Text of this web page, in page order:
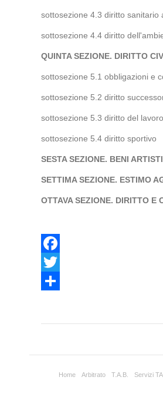
sottosezione 4.3 diritto sanitario
sottosezione 4.4 diritto
QUINTA SEZIONE. DIRITTO
sottosezione 5.1 obbligazioni e
sottosezione 5.2 diritto
sottosezione 5.3 diritto del lavoro
sottosezione 5.4 diritto sportivo
SESTA SEZIONE. BENI
SETTIMA SEZIONE. ESTIMO
OTTAVA SEZIONE. DIRITTO E
Facebook
Twitter
Home Arbitrato T.A.B. Servizi